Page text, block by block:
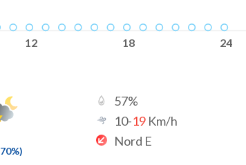
12 18 24
70%)
57%
10-19 Km/h
Nord E